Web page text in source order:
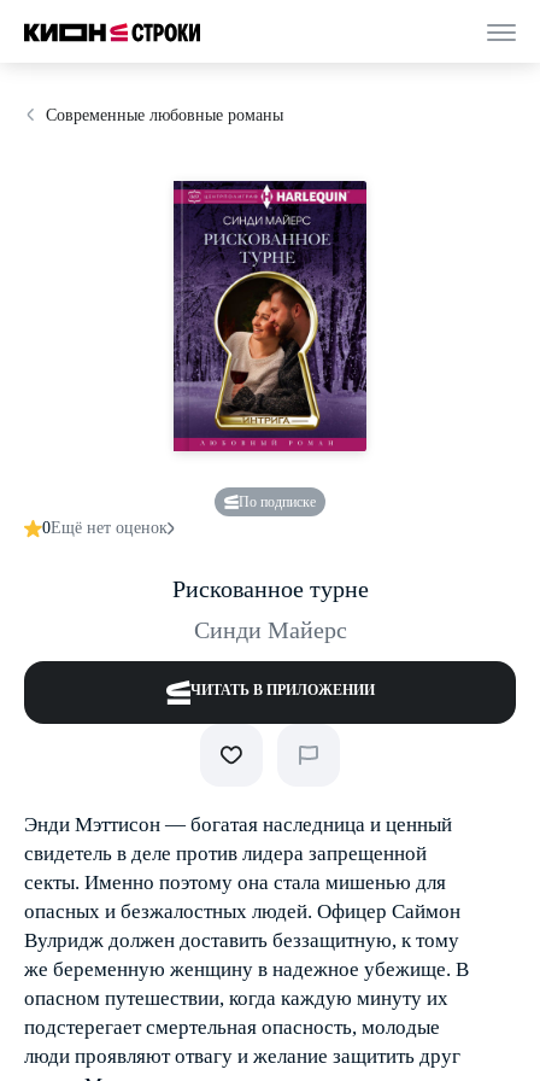
Современные любовные романы
По подписке
0Ещё нет оценок
Рискованное турне
Синди Майерс
ЧИТАТЬ В ПРИЛОЖЕНИИ
Энди Мэттисон — богатая наследница и ценный
свидетель в деле против лидера запрещенной
секты. Именно поэтому она стала мишенью для
опасных и безжалостных людей. Офицер Саймон
Вулридж должен доставить беззащитную, к тому
же беременную женщину в надежное убежище. В
опасном путешествии, когда каждую минуту их
подстерегает смертельная опасность, молодые
люди проявляют отвагу и желание защитить друг